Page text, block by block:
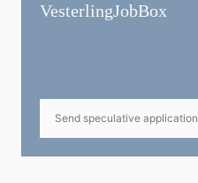
Vesterling­JobBox
Send speculative application